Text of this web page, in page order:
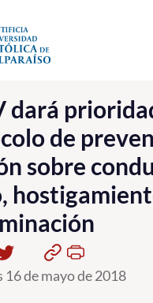
directamente al contenido
Creación e Innovación
con el Medio
dará
de
sobre
de mayo de 2018